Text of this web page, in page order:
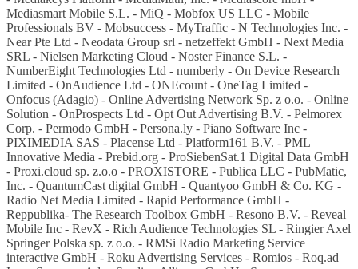
Mediasmart Mobile S.L. - MiQ - Mobfox US LLC - Mobile
Professionals BV - Mobsuccess - MyTraffic - N Technologies Inc. -
Near Pte Ltd - Neodata Group srl - netzeffekt GmbH - Next Media
SRL - Nielsen Marketing Cloud - Noster Finance S.L. -
NumberEight Technologies Ltd - numberly - On Device Research
Limited - OnAudience Ltd - ONEcount - OneTag Limited -
Onfocus (Adagio) - Online Advertising Network Sp. z o.o. - Online
Solution - OnProspects Ltd - Opt Out Advertising B.V. - Pelmorex
Corp. - Permodo GmbH - Persona.ly - Piano Software Inc -
PIXIMEDIA SAS - Placense Ltd - Platform161 B.V. - PML
Innovative Media - Prebid.org - ProSiebenSat.1 Digital Data GmbH
- Proxi.cloud sp. z.o.o - PROXISTORE - Publica LLC - PubMatic,
Inc. - QuantumCast digital GmbH - Quantyoo GmbH & Co. KG -
Radio Net Media Limited - Rapid Performance GmbH -
Reppublika- The Research Toolbox GmbH - Resono B.V. - Reveal
Mobile Inc - RevX - Rich Audience Technologies SL - Ringier Axel
Springer Polska sp. z o.o. - RMSi Radio Marketing Service
interactive GmbH - Roku Advertising Services - Romios - Roq.ad